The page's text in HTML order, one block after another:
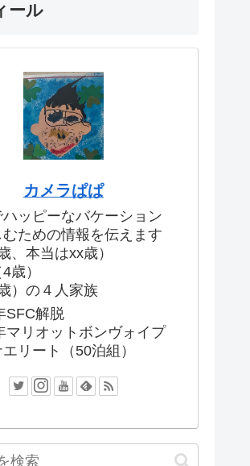
ール
カメラぱぱ
ハッピーなバケーション
むための情報を伝えます
、本当はxx歳）
歳）
）の４人家族
SFC解脱
マリオットボンヴォイプ
リート（50泊組）